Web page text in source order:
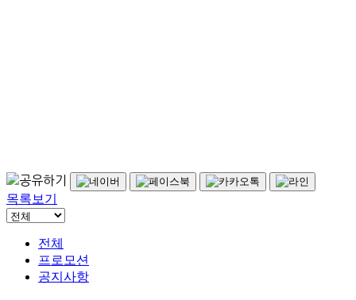
목록보기
전체
프로모션
공지사항